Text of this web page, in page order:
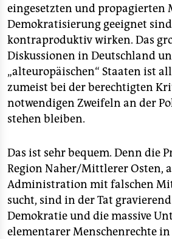
eingesetzten und propagierten
Demokratisierung geeignet
kontraproduktiv wirken. Das
Diskussionen in Deutschland
„alteuropäischen“ Staaten ist
zumeist bei der berechtigten
notwendigen Zweifeln an der
stehen bleiben.
Das ist sehr bequem. Denn die
Region Naher/Mittlerer Osten,
Administration mit falschen
sucht, sind in der Tat
Demokratie und die massive
elementarer Menschenrechte